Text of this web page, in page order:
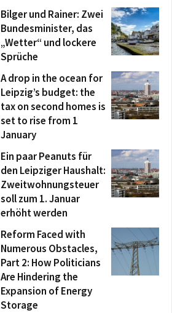
Bilger und Rainer: Zwei
Bundesminister, das
„Wetter“ und lockere
Sprüche
A drop in the ocean for
Leipzig’s budget: the
tax on second homes is
set to rise from 1
January
Ein paar Peanuts für
den Leipziger Haushalt:
Zweitwohnungsteuer
soll zum 1. Januar
erhöht werden
Reform Faced with
Numerous Obstacles,
Part 2: How Politicians
Are Hindering the
Expansion of Energy
Storage